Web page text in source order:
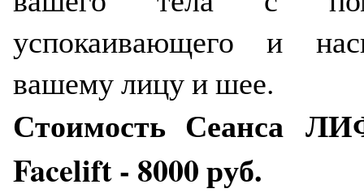
успокаивающего и
вашему лицу и шее.
Стоимость Сеанса
Facelift - 8000 руб.